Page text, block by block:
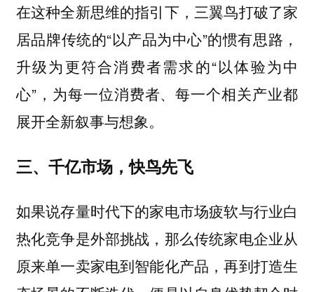
在这种全新思维的指引下，三翼鸟打破了家
居品牌传统的“以产品为中心”的惯有思路，
升级为更符合消费者需求的“以体验为中
心”，为每一位消费者、每一个相关产业都
展开全新叙事与想象。
三、千亿市场，快鸟先飞
如果说存量时代下的家电市场疲软与行业白
热化竞争是外部挑战，那么传统家电企业从
原来单一卖家电到智能化产品，再到打造生